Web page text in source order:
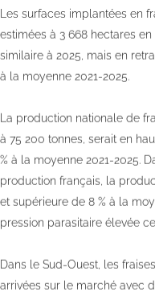
Les surfaces implantées en
estimées à 3 668 hectares en
similaire à 2025, mais en
à la moyenne 2021-2025.
La production nationale de
à 75 200 tonnes, serait en
% à la moyenne 2021-2025.
production français, la
et supérieure de 8 % à la
pression parasitaire élevée
Dans le Sud-Ouest, les
arrivées sur le marché avec